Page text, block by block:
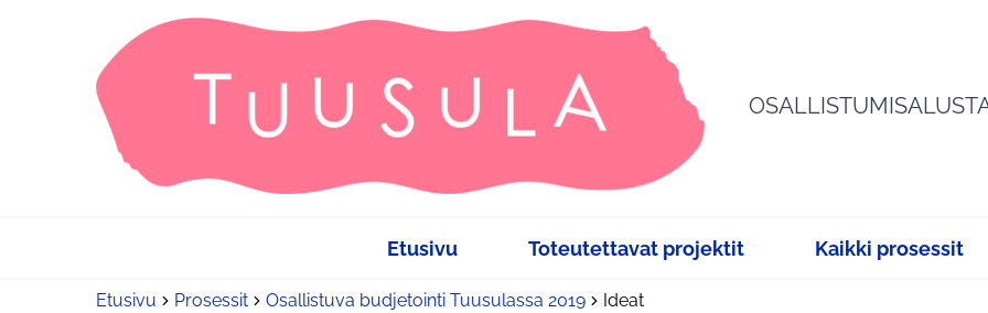
Etusivu Toteutettavat projektit Kaikki prosessit
Etusivu Prosessit Osallistuva budjetointi Tuusulassa 2019 Ideat